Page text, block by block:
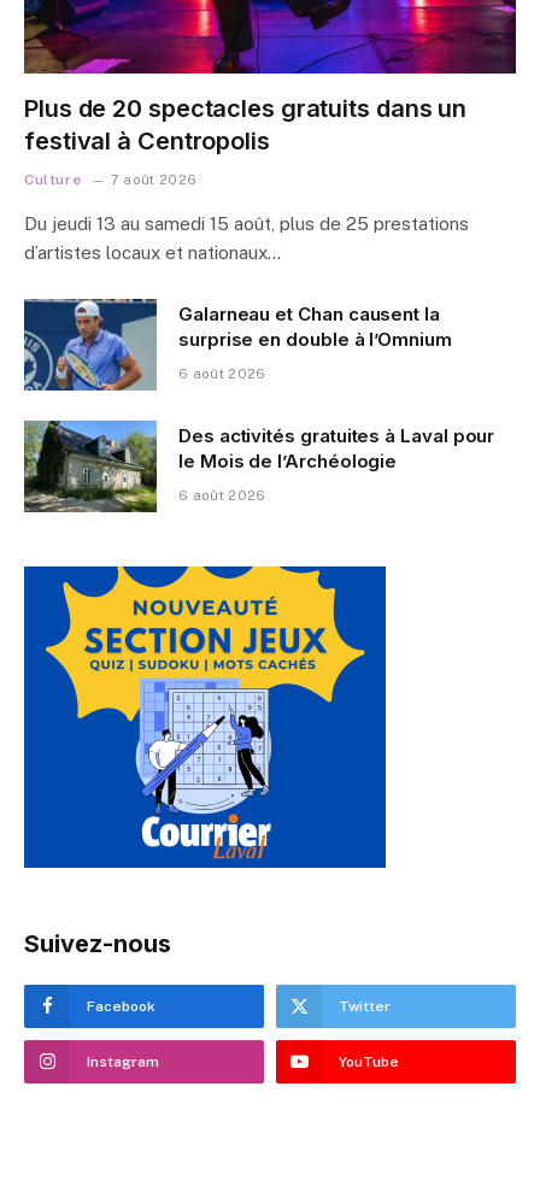
Plus de 20 spectacles gratuits dans un
festival à Centropolis
Culture 7 août 2026
Du jeudi 13 au samedi 15 août, plus de 25 prestations
d’artistes locaux et nationaux…
Galarneau et Chan causent la
surprise en double à l’Omnium
6 août 2026
Des activités gratuites à Laval pour
le Mois de l’Archéologie
6 août 2026
Suivez-nous
Facebook Twitter
Instagram YouTube